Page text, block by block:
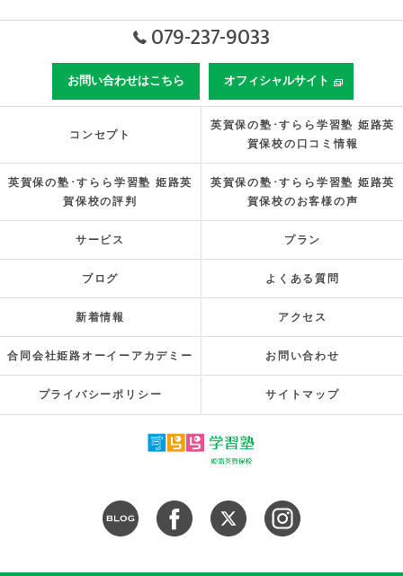
079-237-9033
お問い合わせはこちら オフィシャルサイト
コンセプト
英賀保の塾･すらら学習塾 姫路英
賀保校の口コミ情報
英賀保の塾･すらら学習塾 姫路英
賀保校の評判
英賀保の塾･すらら学習塾 姫路英
賀保校のお客様の声
サービス プラン
ブログ よくある質問
新着情報 アクセス
合同会社姫路オーイーアカデミー お問い合わせ
プライバシーポリシー サイトマップ